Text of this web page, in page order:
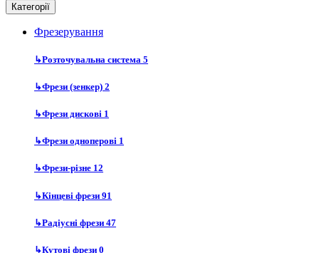
Категорії
Фрезерування
↳Розточувальна система 5
↳Фрези (зенкер) 2
↳Фрези дискові 1
↳Фрези одноперові 1
↳Фрези-різне 12
↳Кінцеві фрези 91
↳Радіусні фрези 47
↳Кутові фрези 0